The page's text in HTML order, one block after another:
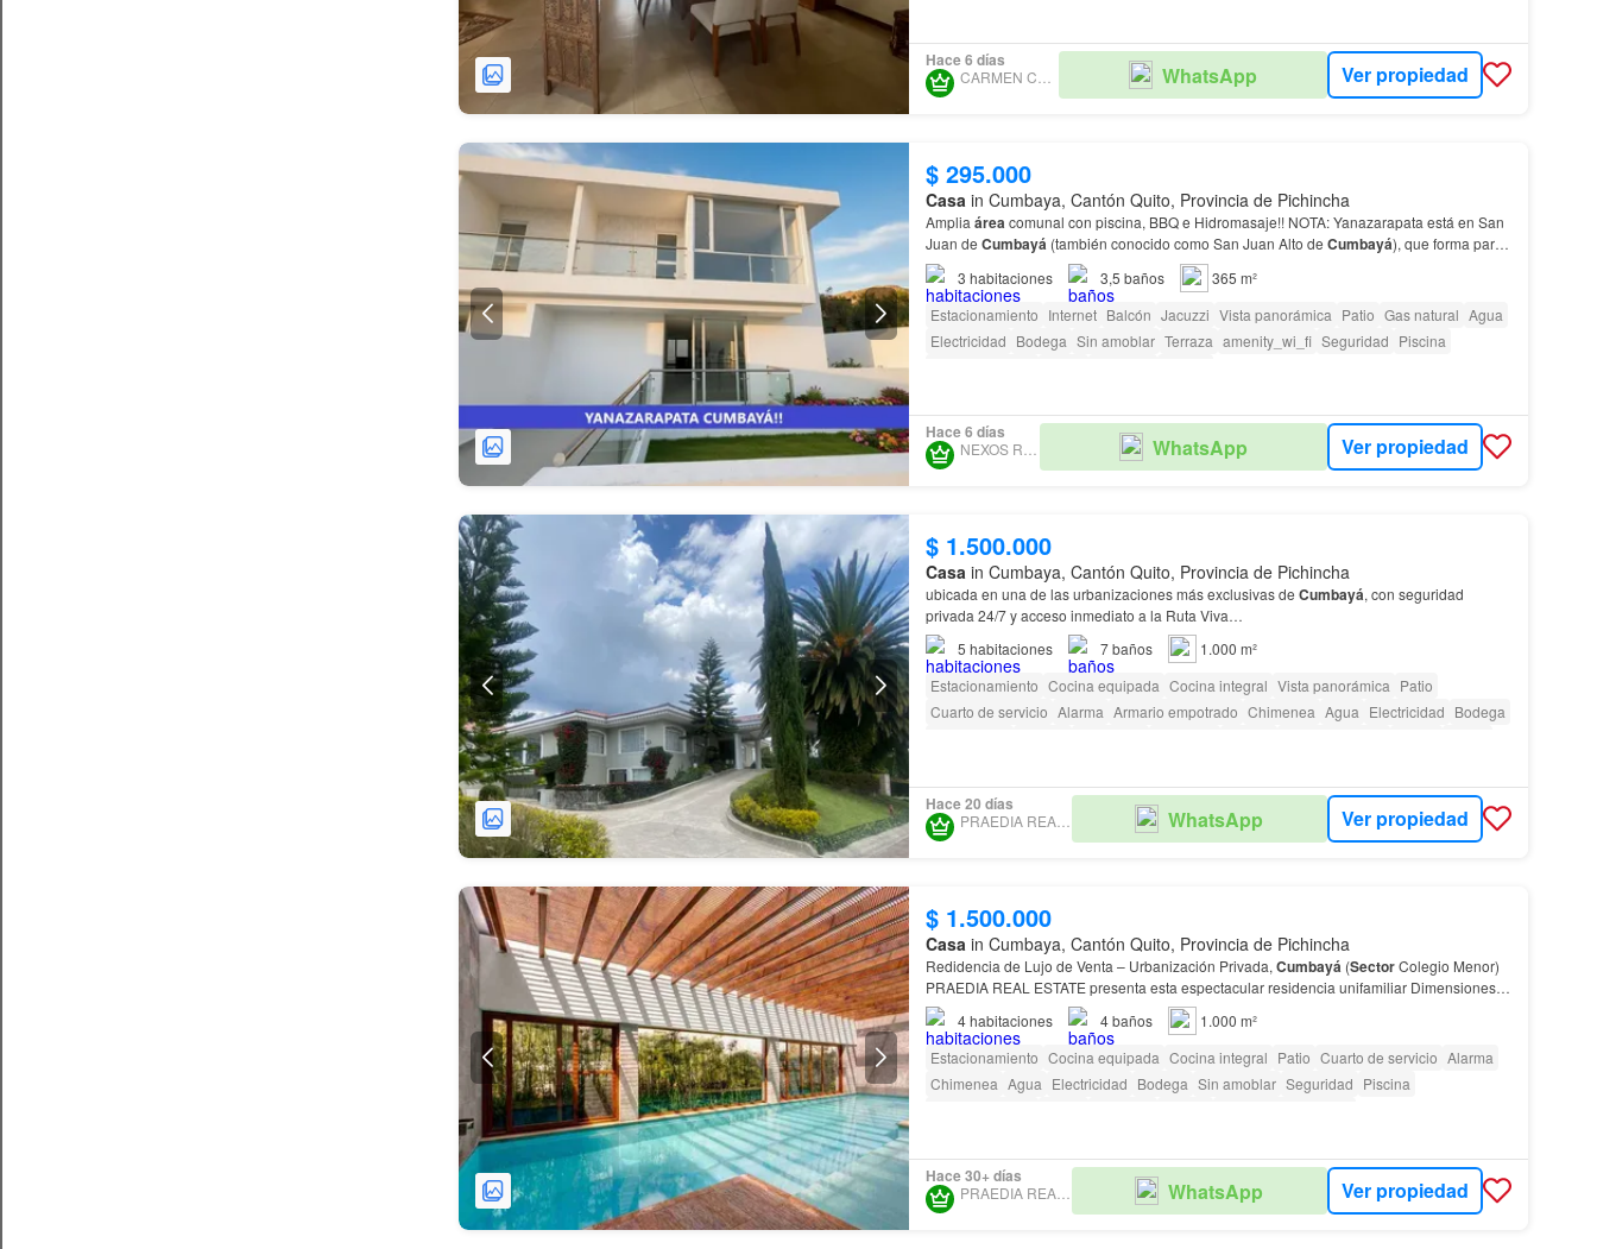
Hace 6 días
WhatsApp Ver propiedad
$ 295.000
Casa in Cumbaya, Cantón Quito, Provincia de Pichincha
Amplia áreacomunal con piscina, BBQ e Hidromasaje!! NOTA: Yanazarapata está en San
Juan de Cumbayá (también conocido como San Juan Alto de Cumbayá), que forma parte
del
Cumbayá.…
3 habitaciones 3,5 baños
365 m²
Estacionamiento Internet Balcón Jacuzzi Vista panorámica Patio Gas natural Agua
Electricidad Bodega Sin amoblar Terraza amenity_wi_fi Seguridad Piscina
Hace 6 días
WhatsApp Ver propiedad
$ 1.500.000
Casa in Cumbaya, Cantón Quito, Provincia de Pichincha
ubicada en una de las urbanizaciones más exclusivas de Cumbayá, con seguridad
privada 24/7 y acceso inmediato a la Ruta Viva…
5 habitaciones 7baños
1.000 m²
Estacionamiento Cocina equipada Cocina integral Vista panorámica Patio
Cuarto de servicio Alarma Armario empotrado Chimenea Agua Electricidad Bodega
Hace 20 días
PRAEDIA REAL ESTATE WhatsApp Ver propiedad
$ 1.500.000
Casa in Cumbaya, Cantón Quito, Provincia de Pichincha
Redidencia de Lujo de Venta – Urbanización Privada, Cumbayá (SectorColegio Menor)
PRAEDIA REAL ESTATE presenta esta espectacular residencia unifamiliar Dimensiones y
Datos Clave:
de construcción: 1.000 m²
4habitaciones 4baños
1.000 m²
Estacionamiento Cocina equipada Cocina integral Patio Cuarto de servicio Alarma
Chimenea Agua Electricidad Bodega Sin amoblar Seguridad Piscina
Hace 30+ días
PRAEDIA REAL ESTATE WhatsApp Ver propiedad